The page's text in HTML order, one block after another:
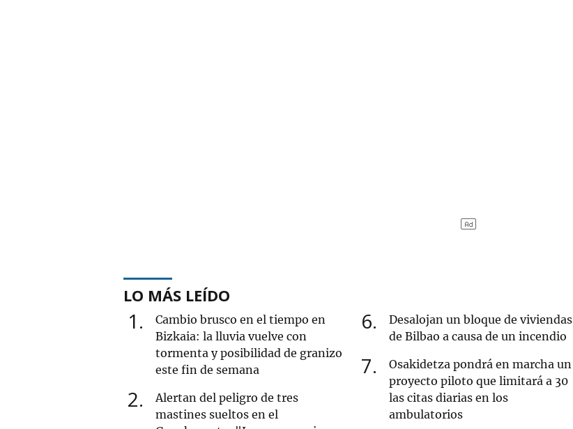
LO MÁS LEÍDO
1
Cambio brusco en el tiempo en
Bizkaia: la lluvia vuelve con
tormenta y posibilidad de granizo
este fin de semana
2
Alertan del peligro de tres
mastines sueltos en el
6
Desalojan un bloque de viviendas
de Bilbao a causa de un incendio
7
Osakidetza pondrá en marcha un
proyecto piloto que limitará a 30
las citas diarias en los
ambulatorios